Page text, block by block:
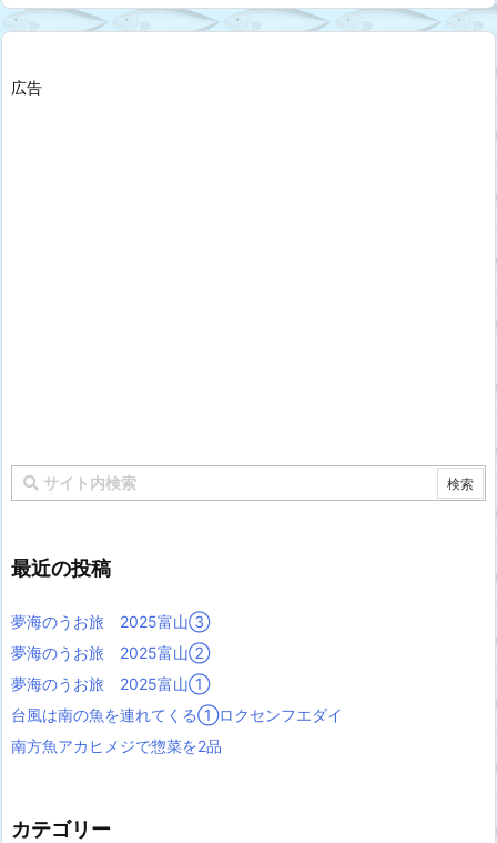
広告
最近の投稿
夢海のうお旅 2025富山③
夢海のうお旅 2025富山②
夢海のうお旅 2025富山①
台風は南の魚を連れてくる①ロクセンフエダイ
南方魚アカヒメジで惣菜を2品
カテゴリー